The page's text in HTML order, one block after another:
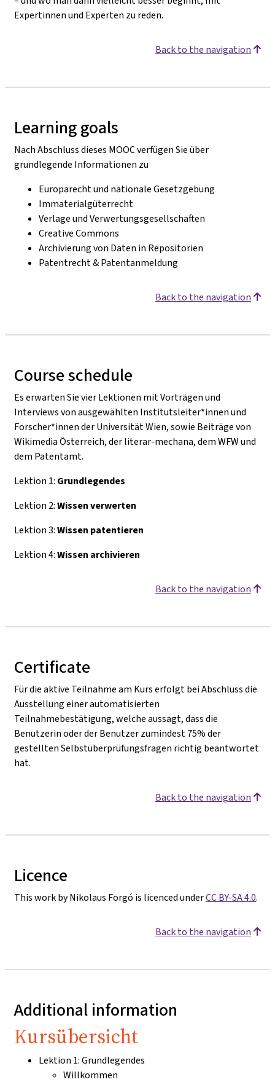
Expertinnen und Experten zu reden.
Back to the navigation
Learning goals
Nach Abschluss dieses MOOC verfügen Sie über
grundlegende Informationen zu
Europarecht und nationale Gesetzgebung
Immaterialgüterrecht
Verlage und Verwertungsgesellschaften
Creative Commons
Archivierung von Daten in Repositorien
Patentrecht & Patentanmeldung
Back to the navigation
Course schedule
Es erwarten Sie vier Lektionen mit Vorträgen und
Interviews von ausgewählten Institutsleiter*innen und
Forscher*innen der Universität Wien, sowie Beiträge von
Wikimedia Österreich, der literar-mechana, dem WFW und
dem Patentamt.
Lektion 1: Grundlegendes
Lektion 2:Wissen verwerten
Lektion 3:Wissen patentieren
Lektion 4:Wissen archivieren
Back to the navigation
Certificate
Für die aktive Teilnahme am Kurs erfolgt bei Abschluss die
Ausstellung einer automatisierten
Teilnahmebestätigung, welche aussagt, dass die
Benutzerin oder der Benutzer zumindest 75% der
gestellten Selbstüberprüfungsfragen richtig beantwortet
hat.
Back to the navigation
Licence
This work by Nikolaus Forgó is licenced underCC BY-SA 4.0.
Back to the navigation
Additional information
Kursübersicht
Lektion 1: Grundlegendes
Willkommen